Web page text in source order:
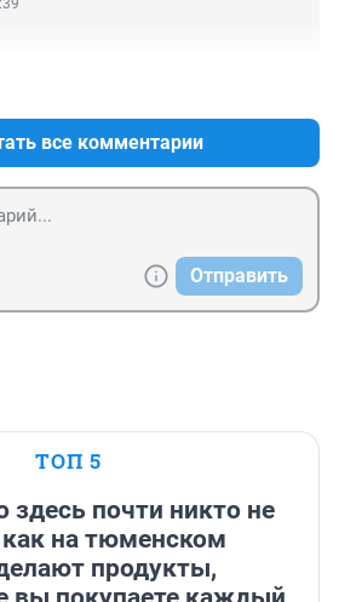
все комментарии
Отправить
ТОП 5
здесь почти никто не
как на тюменском
продукты,